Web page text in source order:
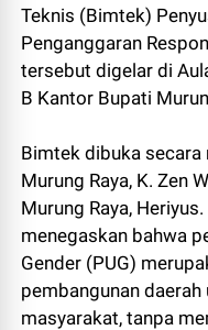
Teknis (Bimtek)
Penganggaran
tersebut digelar di
B Kantor Bupati
Bimtek dibuka secara
Murung Raya, K. Zen
Murung Raya,
menegaskan bahwa
Gender (PUG)
pembangunan
masyarakat, tanpa